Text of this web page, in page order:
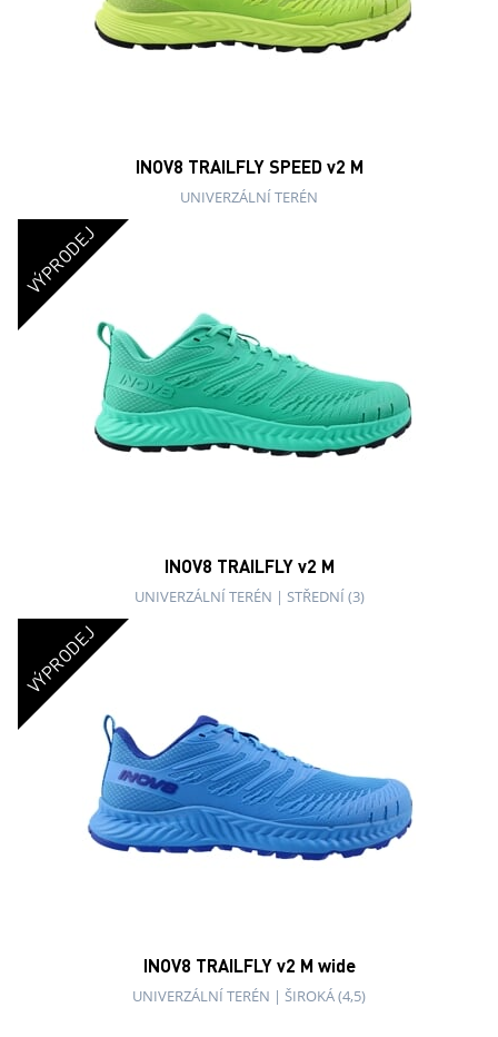
INOV8 TRAILFLY SPEED v2 M
UNIVERZÁLNÍ TERÉN
VÝPRODEJ
INOV8 TRAILFLY v2 M
UNIVERZÁLNÍ TERÉN | STŘEDNÍ (3)
VÝPRODEJ
INOV8 TRAILFLY v2 M wide
UNIVERZÁLNÍ TERÉN | ŠIROKÁ (4,5)